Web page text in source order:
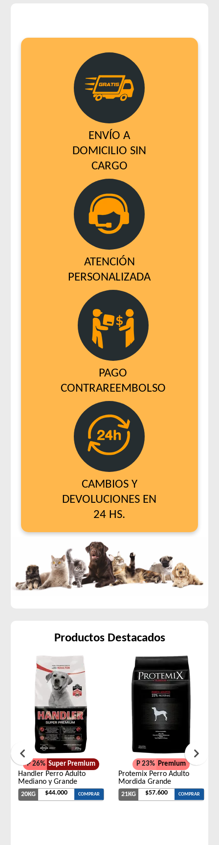
ENVÍO A
DOMICILIO SIN
CARGO
ATENCIÓN
PERSONALIZADA
PAGO
CONTRAREEMBOLSO
CAMBIOS Y
DEVOLUCIONES EN
24 HS.
Productos Destacados
P 26% Super Premium
Handler Perro Adulto
Mediano y Grande
20KG $44.000 COMPRAR
P 23% Premium
Protemix Perro Adulto
Mordida Grande
21KG $57.600 COMPRAR